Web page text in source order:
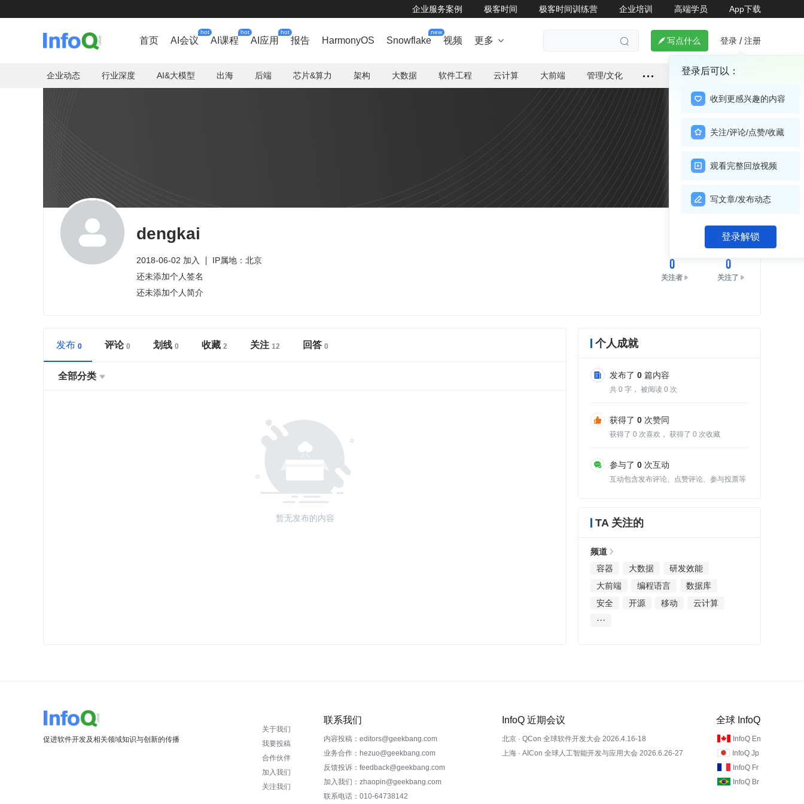
企业服务案例 极客时间 极客时间训练营 企业培训 高端学员 App下载
首页 AI会议
hot
AI课程
hot
AI应用
hot
报告 HarmonyOS Snowflake
new
视频 更多    写点什么 登录 / 注册
登录后可以：
收到更感兴趣的内容
关注/评论/点赞/收藏
观看完整回放视频
写文章/发布动态
登录解锁
企业动态 行业深度 AI&大模型 出海 后端 芯片&算力 架构 大数据 软件工程 云计算 大前端 管理/文化
dengkai
2018-06-02 加入
IP属地：北京
还未添加个人签名
还未添加个人简介
关注
0
关注者
0
关注了
发布 评论 划线 收藏 关注 回答
全部分类 
暂无发布的内容
个人成就
发布了 0 篇内容
共 0 字， 被阅读 0 次
获得了 0 次赞同
获得了 0 次喜欢， 获得了 0 次收藏
参与了 0 次互动
互动包含发布评论、点赞评论、参与投票等
TA 关注的
频道
容器
大数据
研发效能
大前端
编程语言
数据库
安全
开源 移动 云计算
···
促进软件开发及相关领域知识与创新的传播
关于我们
我要投稿
合作伙伴
加入我们
关注我们
联系我们
内容投稿：editors@geekbang.com
业务合作：hezuo@geekbang.com
反馈投诉：feedback@geekbang.com
加入我们：zhaopin@geekbang.com
联系电话：010-64738142
InfoQ 近期会议
北京 · QCon 全球软件开发大会 2026.4.16-18
上海 · AICon 全球人工智能开发与应用大会 2026.6.26-27
全球 InfoQ
InfoQ En
InfoQ Jp
InfoQ Fr
InfoQ Br